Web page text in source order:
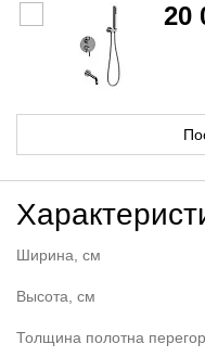
20
Ширина, см
Высота, см
Толщина полотна